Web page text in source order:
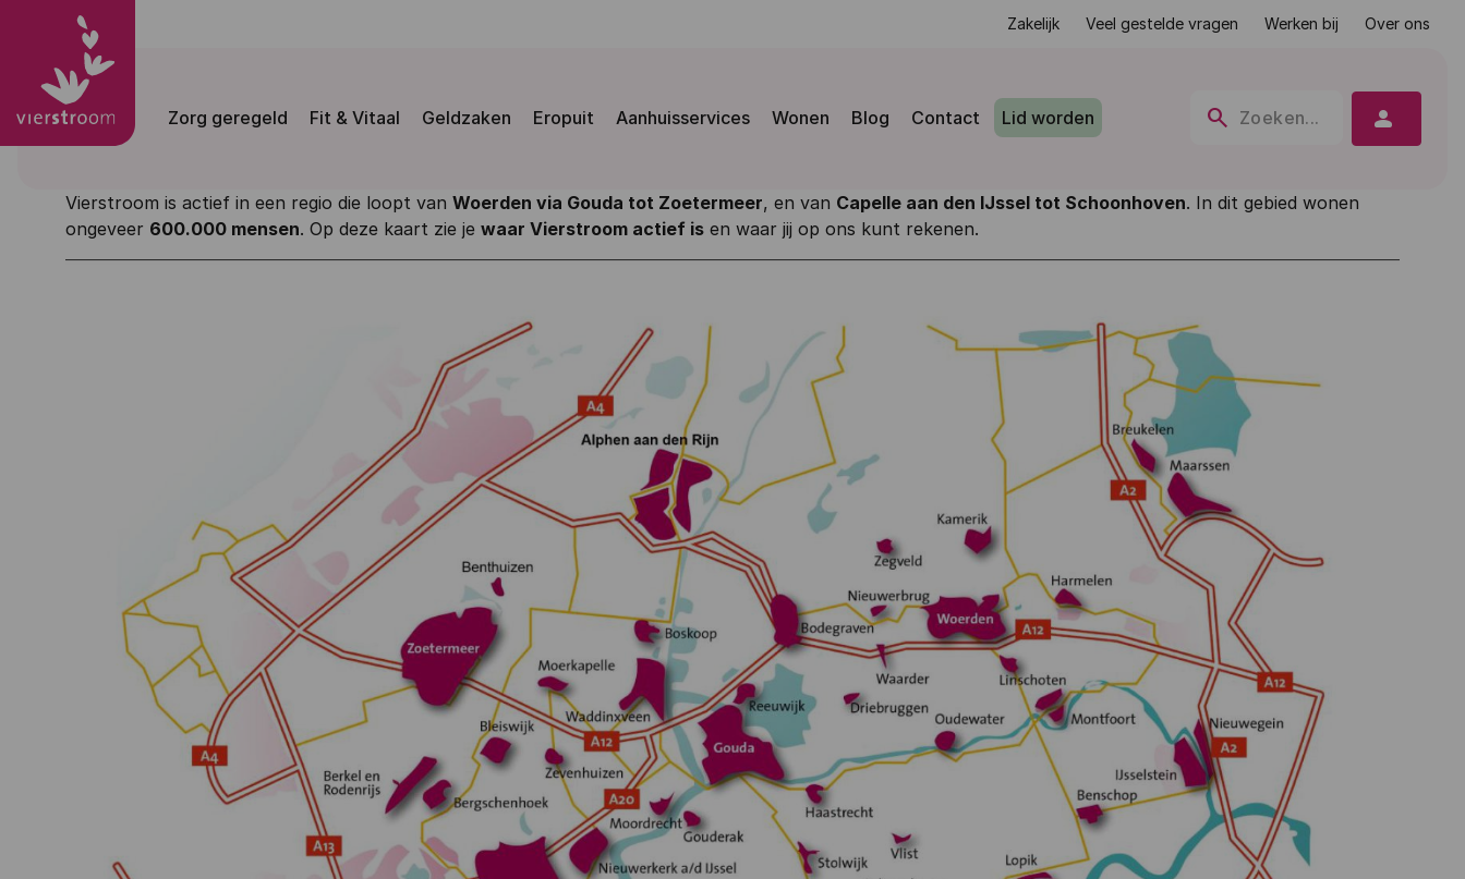
Zakelijk Veel gestelde vragen Werken bij Over ons
search Zoeken...
Zorg geregeld Fit & Vitaal Geldzaken Eropuit Aanhuisservices Wonen Blog Contact Lid worden person
Vierstroom is actief in een regio die loopt van Woerden via Gouda tot Zoetermeer, en van Capelle aan den IJssel tot Schoonhoven. In dit gebied wonen
ongeveer 600.000 mensen. Op deze kaart zie je waar Vierstroom actief is en waar jij op ons kunt rekenen.